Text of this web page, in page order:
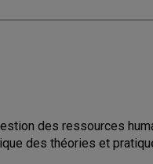
des ressources
des théories et